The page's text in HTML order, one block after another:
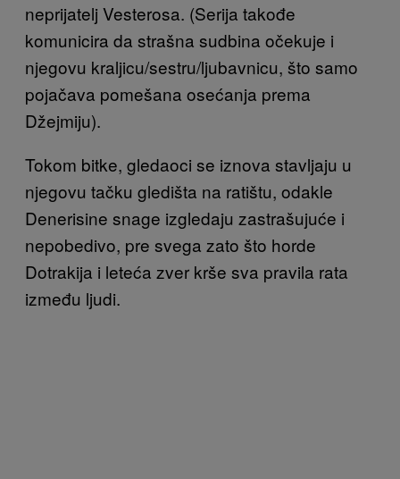
neprijatelj Vesterosa. (Serija takođe
komunicira da strašna sudbina očekuje i
njegovu kraljicu/sestru/ljubavnicu, što samo
pojačava pomešana osećanja prema
Džejmiju).
Tokom bitke, gledaoci se iznova stavljaju u
njegovu tačku gledišta na ratištu, odakle
Denerisine snage izgledaju zastrašujuće i
nepobedivo, pre svega zato što horde
Dotrakija i leteća zver krše sva pravila rata
između ljudi.